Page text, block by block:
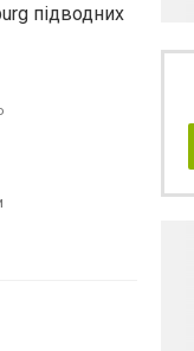
підводних